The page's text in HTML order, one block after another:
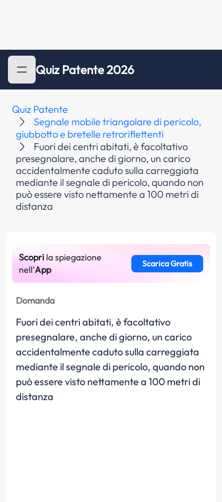
Quiz Patente 2026
Quiz Patente
Segnale mobile triangolare di pericolo,
giubbotto e bretelle retroriflettenti
Fuori dei centri abitati, è facoltativo
presegnalare, anche di giorno, un carico
accidentalmente caduto sulla carreggiata
mediante il segnale di pericolo, quando non
può essere visto nettamente a 100 metri di
distanza
Scopri la spiegazione
nell'App
Scarica Gratis
Domanda
Fuori dei centri abitati, è facoltativo
presegnalare, anche di giorno, un carico
accidentalmente caduto sulla carreggiata
mediante il segnale di pericolo, quando non
può essere visto nettamente a 100 metri di
distanza